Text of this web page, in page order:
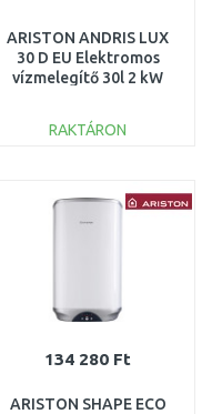
ARISTON ANDRIS LUX
30 D EU Elektromos
vízmelegítő 30l 2 kW
RAKTÁRON
Összehasonlítás
134 280 Ft
ARISTON SHAPE ECO